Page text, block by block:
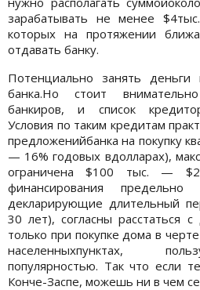
зарабатывать не менее
которых на протяжении
отдавать банку.
Потенциально занять
банка.Но стоит
банкиров, и список
Условия по таким кредитам
предложенийбанка на покупку
— 16% годовых вдолларах),
ограничена $100 тыс. —
финансирования предельно
декларирующие длительный
30 лет), согласны расстаться
только при покупке дома в
населенныхпунктах,
популярностью. Так что если
Конче-Заспе, можешь ни в чем